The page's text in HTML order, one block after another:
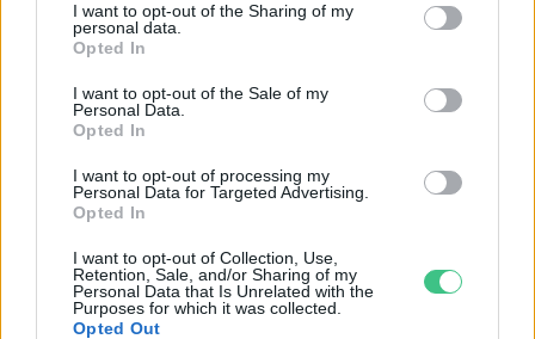
I want to opt-out of the Sharing of my
personal data.
Opted In
I want to opt-out of the Sale of my
Personal Data.
Opted In
I want to opt-out of processing my
Personal Data for Targeted Advertising.
Opted In
I want to opt-out of Collection, Use,
Retention, Sale, and/or Sharing of my
Personal Data that Is Unrelated with the
Purposes for which it was collected.
Opted Out
Vajon le kell szoknunk a húsevésről?